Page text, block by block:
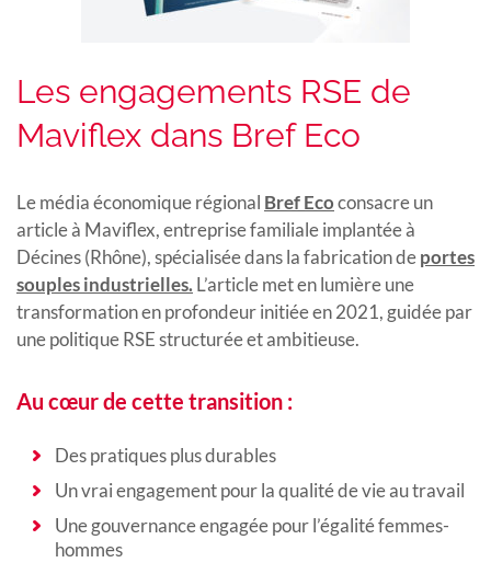
Les engagements RSE de
Maviflex dans Bref Eco
Le média économique régional Bref Ecoconsacre un
article à Maviflex, entreprise familiale implantée à
Décines (Rhône), spécialisée dans la fabrication deportes
souples industrielles.L’article met en lumière une
transformation en profondeur initiée en 2021, guidée par
une politique RSE structurée et ambitieuse.
Au cœur de cette transition :
Des pratiques plus durables
Un vrai engagement pour la qualité de vie au travail
Une gouvernance engagée pour l’égalité femmes-
hommes